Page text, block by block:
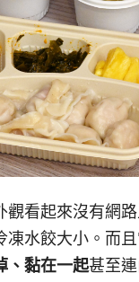
觀看起來沒有網
凍水餃大小。而
、黏在一起甚至